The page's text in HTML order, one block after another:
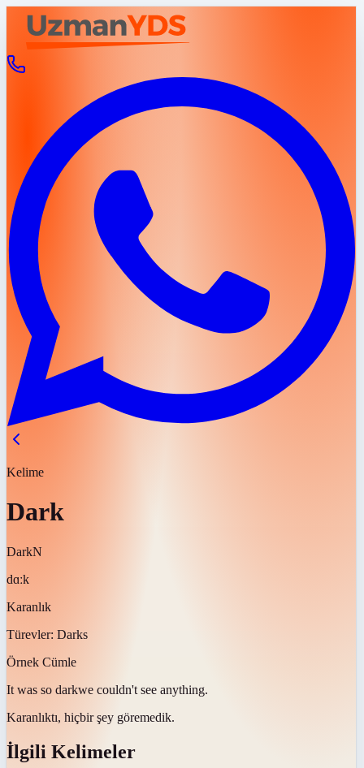
Kelime
Dark
DarkN
dɑːk
Karanlık
Türevler: Darks
Örnek Cümle
It was so darkwe couldn't see anything.
Karanlıktı, hiçbir şey göremedik.
İlgili Kelimeler